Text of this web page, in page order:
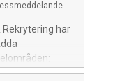
jämställd
säger
Rekrytering har